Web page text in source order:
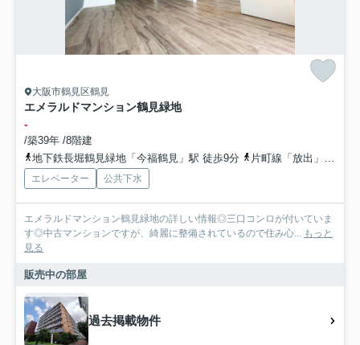
大阪市鶴見区鶴見
エメラルドマンション鶴見緑地
-
/築39年 /8階建
地下鉄長堀鶴見緑地「今福鶴見」駅 徒歩9分
片町線「放出」駅 徒歩17分
エレベーター 公共下水
エメラルドマンション鶴見緑地の詳しい情報◎三口コンロが付いていま
す◎中古マンションですが、綺麗に整備されているので住み心... もっと
見る
販売中の部屋
過去掲載物件